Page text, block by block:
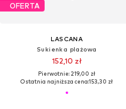
OFERTA
LASCANA
Sukienka plażowa
152,10 zł
Pierwotnie: 219,00 zł
Ostatnia najniższa cena:153,30 zł